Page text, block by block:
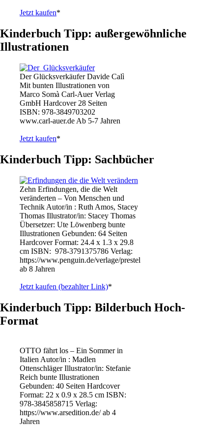
Jetzt kaufen*
Kinderbuch Tipp: außergewöhnliche
Illustrationen
Der Glücksverkäufer Davide Calì
Mit bunten Illustrationen von
Marco Somà Carl-Auer Verlag
GmbH Hardcover 28 Seiten
ISBN: 978-3849703202
www.carl-auer.de Ab 5-7 Jahren
Jetzt kaufen*
Kinderbuch Tipp: Sachbücher
Zehn Erfindungen, die die Welt
veränderten – Von Menschen und
Technik Autor/in : Ruth Amos, Stacey
Thomas Illustrator/in: Stacey Thomas
Übersetzer: Ute Löwenberg bunte
Illustrationen Gebunden: 64 Seiten
Hardcover Format: 24.4 x 1.3 x 29.8
cm ISBN: ‎ 978-3791375786 Verlag:
https://www.penguin.de/verlage/prestel
ab 8 Jahren
Jetzt kaufen (bezahlter Link)*
Kinderbuch Tipp: Bilderbuch Hoch-
Format
OTTO fährt los – Ein Sommer in
Italien Autor/in : Madlen
Ottenschläger Illustrator/in: Stefanie
Reich bunte Illustrationen
Gebunden: 40 Seiten Hardcover
Format: 22 x 0.9 x 28.5 cm ISBN: ‎
978-3845858715 Verlag:
https://www.arsedition.de/ ab 4
Jahren